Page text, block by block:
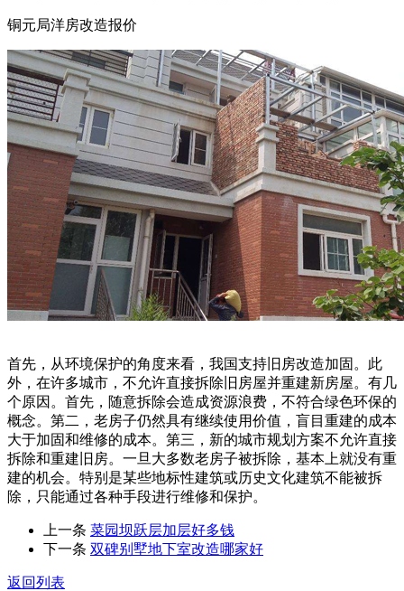
铜元局洋房改造报价
首先，从环境保护的角度来看，我国支持旧房改造加固。此
外，在许多城市，不允许直接拆除旧房屋并重建新房屋。有几
个原因。首先，随意拆除会造成资源浪费，不符合绿色环保的
概念。第二，老房子仍然具有继续使用价值，盲目重建的成本
大于加固和维修的成本。第三，新的城市规划方案不允许直接
拆除和重建旧房。一旦大多数老房子被拆除，基本上就没有重
建的机会。特别是某些地标性建筑或历史文化建筑不能被拆
除，只能通过各种手段进行维修和保护。
上一条 菜园坝跃层加层好多钱
下一条 双碑别墅地下室改造哪家好
返回列表